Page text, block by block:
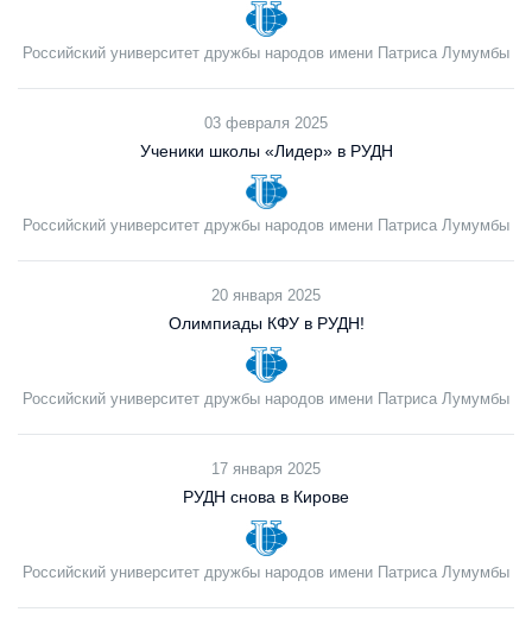
Российский университет дружбы народов имени Патриса Лумумбы
03 февраля 2025
Ученики школы «Лидер» в РУДН
Российский университет дружбы народов имени Патриса Лумумбы
20 января 2025
Олимпиады КФУ в РУДН!
Российский университет дружбы народов имени Патриса Лумумбы
17 января 2025
РУДН снова в Кирове
Российский университет дружбы народов имени Патриса Лумумбы